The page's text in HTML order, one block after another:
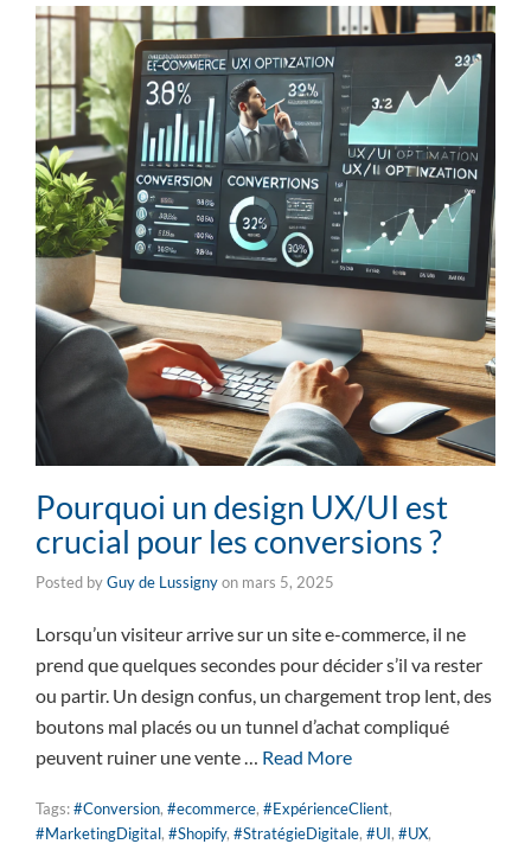
Pourquoi un design UX/UI est
crucial pour les conversions ?
Posted byGuy de Lussignyon mars 5, 2025
Lorsqu’un visiteur arrive sur un site e-commerce, il ne
prend que quelques secondes pour décider s’il va rester
ou partir. Un design confus, un chargement trop lent, des
boutons mal placés ou un tunnel d’achat compliqué
peuvent ruiner une vente … Read More
Tags:#Conversion, #ecommerce, #ExpérienceClient,
#MarketingDigital, #Shopify, #StratégieDigitale, #UI, #UX,